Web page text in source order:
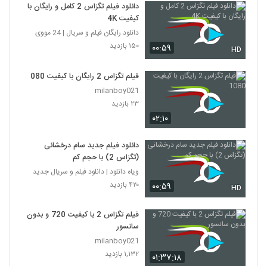
۰۰:۵۹ HD
دانلود فیلم تگزاس 2 کامل و رایگان با
کیفیت 4K
دانلود رایگان فیلم و سریال | 24 مووی
۱۵۰ بازدید
۰۲:۱۰
فیلم تگزاس 2 رایگان با کیفیت 1080
milanboy021
۲۳ بازدید
۰۰:۵۹ HD
دانلود فیلم جدید سام درخشانی
(تگزاس 2) با حجم کم
ویاه دانلود | دانلود فیلم و سریال جدید
۴۲۰ بازدید
۰۱:۳۷:۱۸
فیلم تگزاس 2 با کیفیت 720 و بدون
سانسور
milanboy021
۱,۱۳۲ بازدید